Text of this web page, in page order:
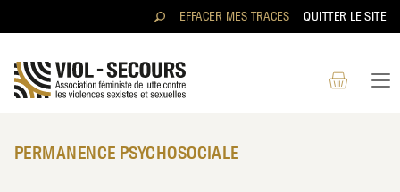
Aller au contenu directement EFFACER MES TRACES QUITTER LE SITE
PERMANENCE PSYCHOSOCIALE